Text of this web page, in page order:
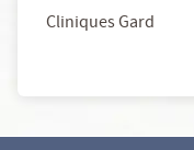
Cliniques Gard